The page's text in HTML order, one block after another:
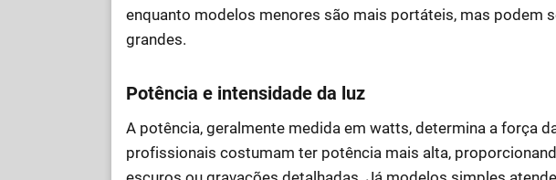
enquanto modelos menores são mais portáteis, mas podem
grandes.
Potência e intensidade da luz
A potência, geralmente medida em watts, determina a força
profissionais costumam ter potência mais alta,